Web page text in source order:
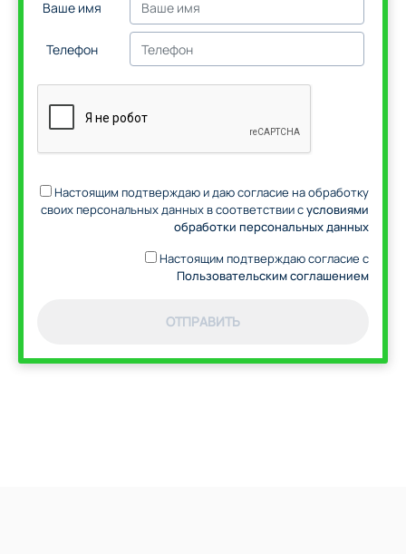
Ваше имя
Телефон
Настоящим подтверждаю и даю согласие на обработку
своих персональных данных в соответствии сусловиями
обработки персональных данных
Настоящим подтверждаю согласие с
Пользовательским соглашением
ОТПРАВИТЬ